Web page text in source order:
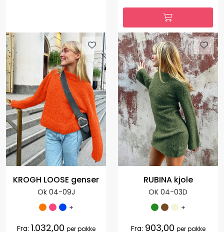
KROGH LOOSE genser
Ok 04-09J
+
Fra: 1.032,00 per pakke
RUBINA kjole
OK 04-03D
+
Fra: 903,00 per pakke